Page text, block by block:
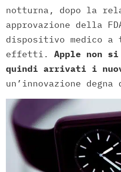
notturna, dopo la
approvazione della
dispositivo medico
effetti. Apple non
quindi arrivati i
un’innovazione